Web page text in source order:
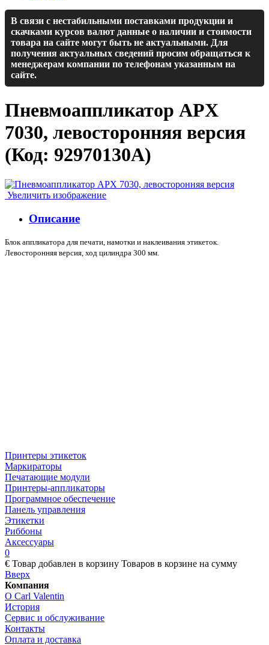
В связи с нестабильными поставками продукции и
скачками курсов валют данные о наличии и стоимости
товара на сайте могут быть не актуальными. Для
получения актуальных сведений просим обращаться к
менеджерам компании по телефонам указанным на
сайте.
Пневмоаппликатор APX
7030, левосторонняя версия
(Код: 92970130A)
Увеличить изображение
Описание
Блок аппликатора для печати, намотки и наклеивания этикеток.
Левосторонняя версия, ход цилиндра 300 мм.
Принтеры этикеток
Маркираторы
Печатающие модули
Принтеры-аппликаторы
Программное обеспечение
Панель управления
Этикетки
Риббоны
Аксессуары
0
€ Товар добавлен в корзину Товаров в корзине на сумму
Вверх
Компания
О Carl Valentin
История
Сервис и обслуживание
Контакты
Оплата и доставка